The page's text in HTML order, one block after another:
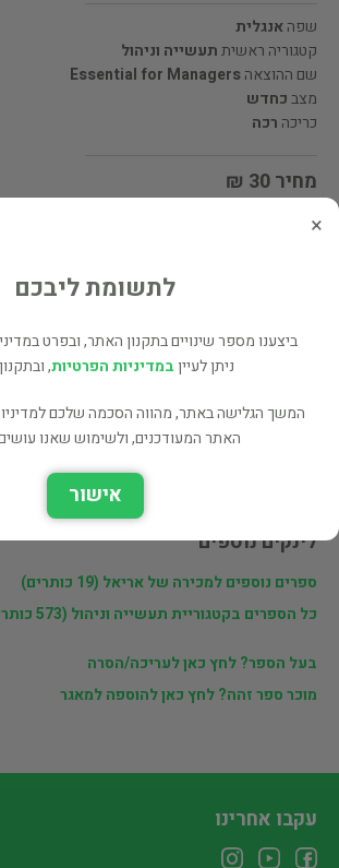
שפהאנגלית
קטגוריה ראשיתתעשייה וניהול
שם ההוצאהEssential for Managers
מצבכחדש
כריכה רכה
מחיר 30 ₪
פרטי המוכר
לינקים נוספים
ספרים נוספים למכירה של אריאל (19 כותרים)
כל הספרים בקטגוריית תעשייה וניהול (573 כותרים)
בעל הספר? לחץ כאן לעריכה/הסרה
מוכר ספר זהה? לחץ כאן להוספה למאגר
×
לתשומת ליבכם
ביצענו מספר שינויים בתקנון האתר, ובפרט
ניתן לעייןבמדיניות הפרטיות,
המשך הגלישה באתר, מהווה הסכמה שלכם
האתר המעודכנים, ולשימוש שאנו
אישור
עקבו אחרינו